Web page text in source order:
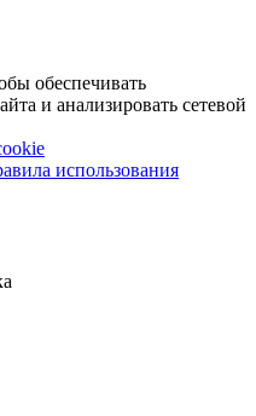
обеспечивать
и анализировать сетевой
использования